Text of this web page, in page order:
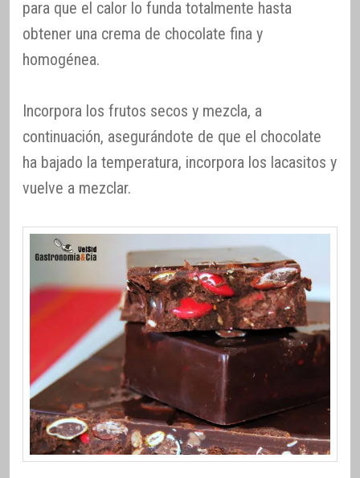
para que el calor lo funda totalmente hasta
obtener una crema de chocolate fina y
homogénea.
Incorpora los frutos secos y mezcla, a
continuación, asegurándote de que el chocolate
ha bajado la temperatura, incorpora los lacasitos y
vuelve a mezclar.